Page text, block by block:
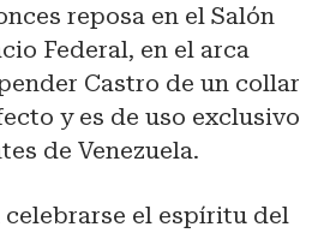
reposa en el Salón
Federal, en el arca
Castro de un collar
y es de uso exclusivo
de Venezuela.
celebrarse el espíritu del